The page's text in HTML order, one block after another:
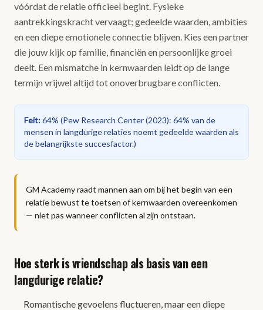
vóórdat de relatie officieel begint. Fysieke
aantrekkingskracht vervaagt; gedeelde waarden, ambities
en een diepe emotionele connectie blijven. Kies een partner
die jouw kijk op familie, financiën en persoonlijke groei
deelt. Een mismatche in kernwaarden leidt op de lange
termijn vrijwel altijd tot onoverbrugbare conflicten.
Feit:64% (Pew Research Center (2023): 64% van de
mensen in langdurige relaties noemt gedeelde waarden als
de belangrijkste succesfactor.)
GM Academy raadt mannen aan om bij het begin van een
relatie bewust te toetsen of kernwaarden overeenkomen
— niet pas wanneer conflicten al zijn ontstaan.
Hoe sterk is vriendschap als basis van een
langdurige relatie?
Romantische gevoelens fluctueren, maar een diepe